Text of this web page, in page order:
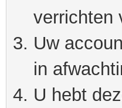
verrichten
Uw
in
U hebt